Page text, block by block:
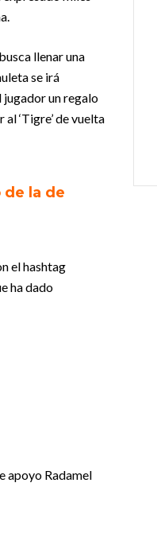
llenar una
se irá
jugador un regalo
‘Tigre’ de vuelta
de la de
el hashtag
ha dado
apoyo Radamel